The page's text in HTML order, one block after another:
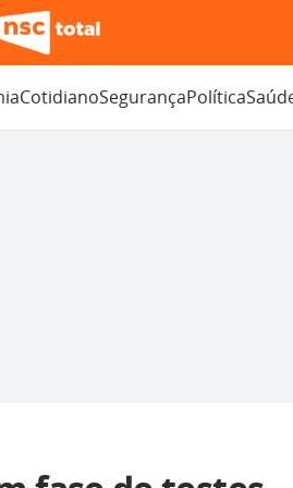
CotidianoSegurançaPolítica